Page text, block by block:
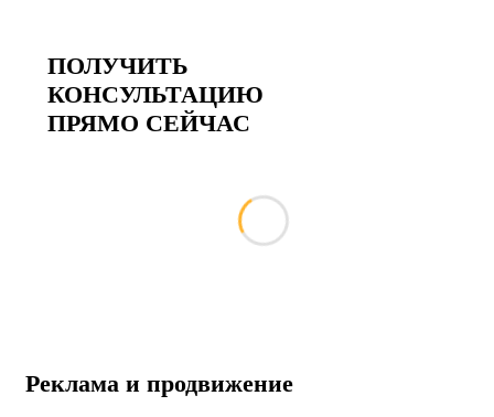
ПОЛУЧИТЬ
КОНСУЛЬТАЦИЮ
ПРЯМО СЕЙЧАС
Реклама и продвижение